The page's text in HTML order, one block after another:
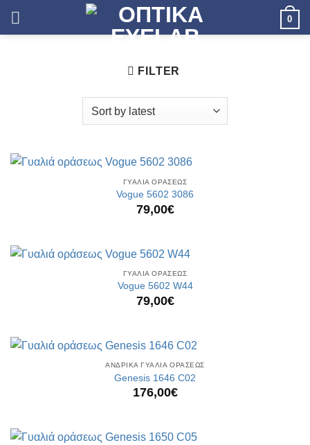
0
FILTER
ΓΥΑΛΙΑ ΟΡΑΣΕΩΣ
Vogue 5602 3086
79,00€
ΓΥΑΛΙΑ ΟΡΑΣΕΩΣ
Vogue 5602 W44
79,00€
ΑΝΔΡΙΚΑ ΓΥΑΛΙΑ ΟΡΑΣΕΩΣ
Genesis 1646 C02
176,00€